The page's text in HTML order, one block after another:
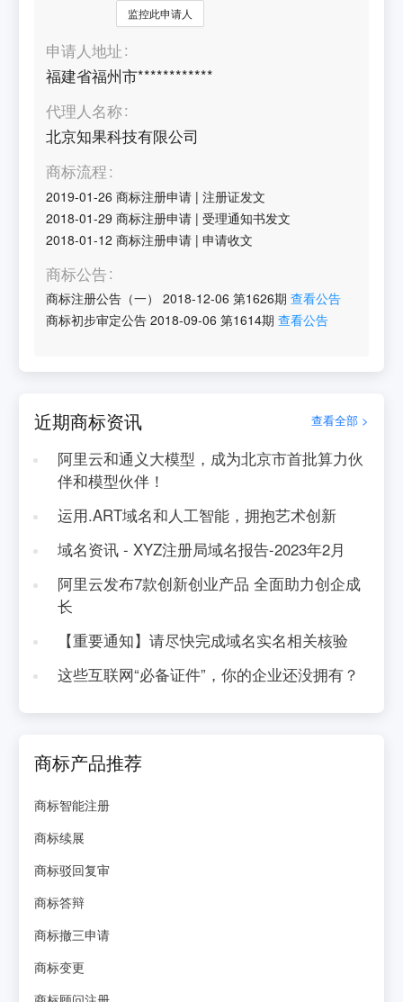
监控此申请人
申请人地址
福建省福州市************
代理人名称
北京知果科技有限公司
商标流程
2019-01-26 商标注册申请 |注册证发文
2018-01-29 商标注册申请 |受理通知书发文
2018-01-12 商标注册申请 |申请收文
商标公告
商标注册公告（一） 2018-12-06 第1626期 查看公告
商标初步审定公告 2018-09-06 第1614期 查看公告
近期商标资讯 查看全部 >
阿里云和通义大模型，成为北京市首批算力伙
伴和模型伙伴！
运用.ART域名和人工智能，拥抱艺术创新
域名资讯 - XYZ注册局域名报告-2023年2月
阿里云发布7款创新创业产品 全面助力创企成
长
【重要通知】请尽快完成域名实名相关核验
这些互联网“必备证件”，你的企业还没拥有？
商标产品推荐
商标智能注册
商标续展
商标驳回复审
商标答辩
商标撤三申请
商标变更